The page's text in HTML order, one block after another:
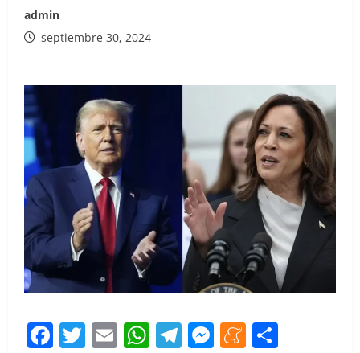
admin
septiembre 30, 2024
Facebook
Twitter
EmailWhatsApp
Telegram
Messenger